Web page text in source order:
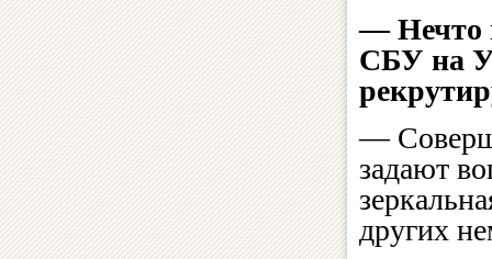
— Нечто
СБУ на
—
задают
других